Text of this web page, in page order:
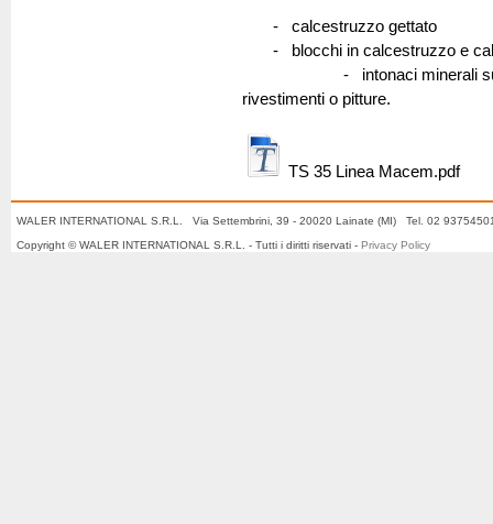
- calcestruzzo gettato
- blocchi in calcestruzzo e
- intonaci minerali
rivestimenti o pitture.
TS 35 Linea Macem.pdf
WALER INTERNATIONAL S.R.L. Via Settembrini, 39 - 20020 Lainate (MI) Tel. 02
Copyright © WALER INTERNATIONAL S.R.L. - Tutti i diritti riservati - Privacy Policy